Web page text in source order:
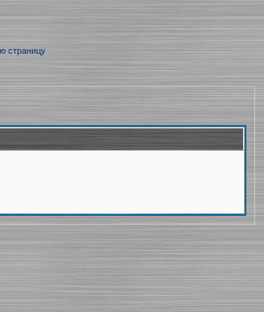
страницу